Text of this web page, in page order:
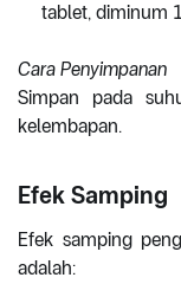
tablet, diminum
Cara Penyimpanan
Simpan pada
kelembapan.
Efek Samping
Efek samping
adalah: